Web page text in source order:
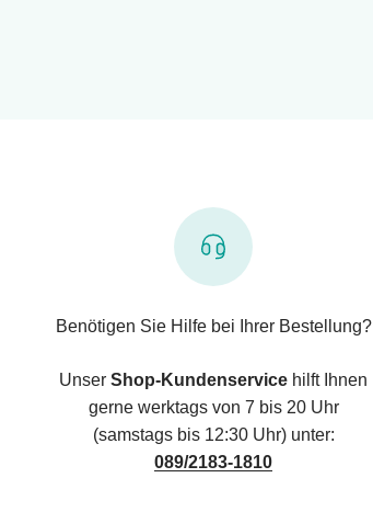
Benötigen Sie Hilfe bei Ihrer Bestellung?
Unser Shop-Kundenservice hilft Ihnen
gerne werktags von 7 bis 20 Uhr
(samstags bis 12:30 Uhr) unter:
089/2183-1810